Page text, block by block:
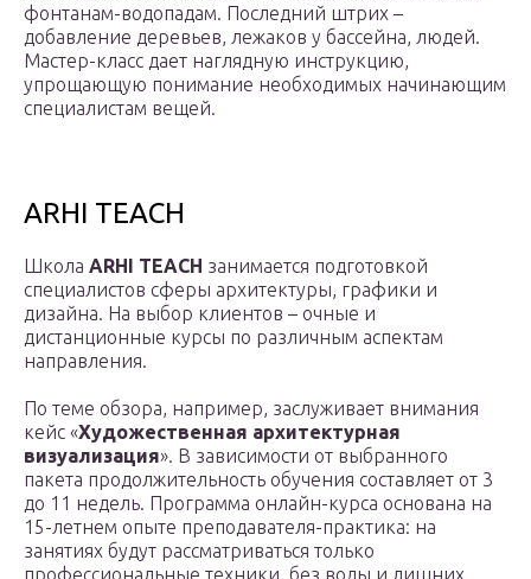
фонтанам-водопадам. Последний штрих –
добавление деревьев, лежаков у бассейна, людей.
Мастер-класс дает наглядную инструкцию,
упрощающую понимание необходимых начинающим
специалистам вещей.
ARHI TEACH
Школа ARHI TEACH занимается подготовкой
специалистов сферы архитектуры, графики и
дизайна. На выбор клиентов – очные и
дистанционные курсы по различным аспектам
направления.
По теме обзора, например, заслуживает внимания
кейс «Художественная архитектурная
визуализация». В зависимости от выбранного
пакета продолжительность обучения составляет от 3
до 11 недель. Программа онлайн-курса основана на
15-летнем опыте преподавателя-практика: на
занятиях будут рассматриваться только
профессиональные техники, без воды и лишних